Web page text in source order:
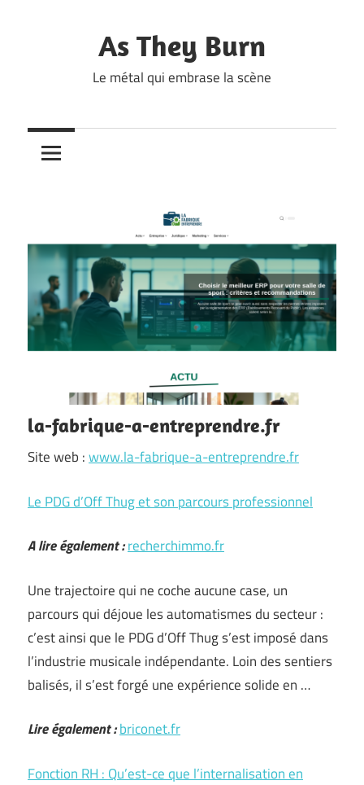
As They Burn
Le métal qui embrase la scène
la-fabrique-a-entreprendre.fr
Site web :www.la-fabrique-a-entreprendre.fr
Le PDG d’Off Thug et son parcours professionnel
A lire également :recherchimmo.fr
Une trajectoire qui ne coche aucune case, un
parcours qui déjoue les automatismes du secteur :
c’est ainsi que le PDG d’Off Thug s’est imposé dans
l’industrie musicale indépendante. Loin des sentiers
balisés, il s’est forgé une expérience solide en …
Lire également :briconet.fr
Fonction RH : Qu’est-ce que l’internalisation en